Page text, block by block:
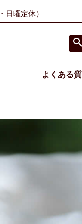
日曜定休）
よくある